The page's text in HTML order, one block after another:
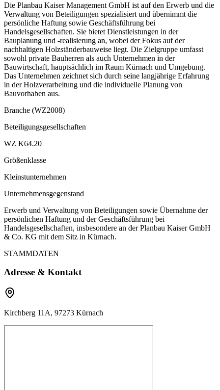
Die Planbau Kaiser Management GmbH ist auf den Erwerb und die
Verwaltung von Beteiligungen spezialisiert und übernimmt die
persönliche Haftung sowie Geschäftsführung bei
Handelsgesellschaften. Sie bietet Dienstleistungen in der
Bauplanung und -realisierung an, wobei der Fokus auf der
nachhaltigen Holzständerbauweise liegt. Die Zielgruppe umfasst
sowohl private Bauherren als auch Unternehmen in der
Bauwirtschaft, hauptsächlich im Raum Kürnach und Umgebung.
Das Unternehmen zeichnet sich durch seine langjährige Erfahrung
in der Holzverarbeitung und die individuelle Planung von
Bauvorhaben aus.
Branche (WZ2008)
Beteiligungsgesellschaften
WZ K64.20
Größenklasse
Kleinstunternehmen
Unternehmensgegenstand
Erwerb und Verwaltung von Beteiligungen sowie Übernahme der
persönlichen Haftung und der Geschäftsführung bei
Handelsgesellschaften, insbesondere an der Planbau Kaiser GmbH
& Co. KG mit dem Sitz in Kürnach.
STAMMDATEN
Adresse & Kontakt
Kirchberg 11A, 97273 Kürnach